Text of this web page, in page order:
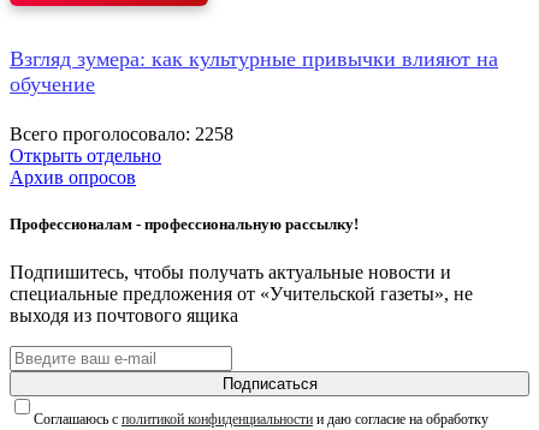
Взгляд зумера: как культурные привычки влияют на
обучение
Всего проголосовало: 2258
Открыть отдельно
Архив опросов
Профессионалам - профессиональную рассылку!
Подпишитесь, чтобы получать актуальные новости и
специальные предложения от «Учительской газеты», не
выходя из почтового ящика
Подписаться
Соглашаюсь с политикой конфиденциальности и даю согласие на обработку